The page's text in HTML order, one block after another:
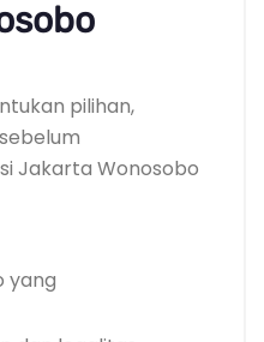
pilihan,
Jakarta Wonosobo
yang